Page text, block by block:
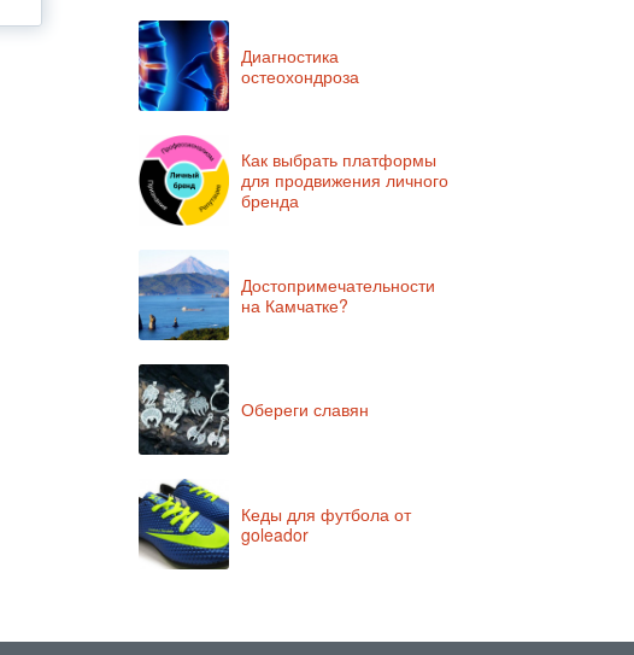
Диагностика
остеохондроза
Как выбрать платформы
для продвижения личного
бренда
Достопримечательности
на Камчатке?
Обереги славян
Кеды для футбола от
goleador